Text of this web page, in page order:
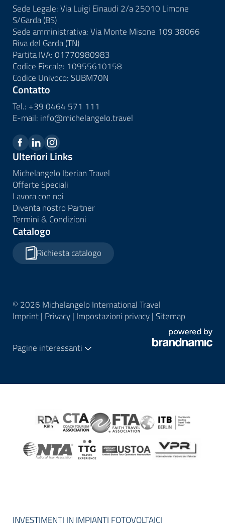
Sede Legale: Via Luigi Einaudi 2/a 25010 Limone
S/Garda (BS)
Sede amministrativa: Via Monte Misone 109 38066
Riva del Garda (TN)
Partita IVA: 01770980983
Codice Fiscale: 10955610158
Codice Univoco: SUBM70N
Contatto
Tel.: +39 0464 571 111
E-mail: info@michelangelo.travel
Ulteriori Links
Michelangelo Iberian Travel
Offerte Speciali
Lavora con noi
Diventa nostro Partner
Termini & Condizioni
Catalogo
Richiesta catalogo
© 2026 Michelangelo International Travel
Imprint| Privacy| Impostazioni privacy| Sitemap
Pagine interessanti
INVESTIMENTI IN IMPIANTI FOTOVOLTAICI